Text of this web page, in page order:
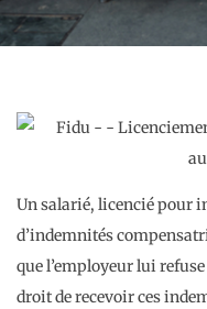
Un salarié, licencié pour
d’indemnités
que l’employeur lui
droit de recevoir ces